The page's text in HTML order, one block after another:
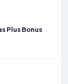
Plus Bonus